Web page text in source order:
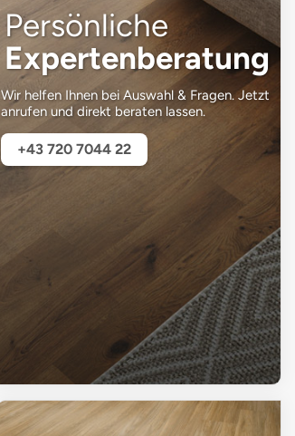
Persönliche
Expertenberatung
Wir helfen Ihnen bei Auswahl & Fragen. Jetzt
anrufen und direkt beraten lassen.
+43 720 7044 22